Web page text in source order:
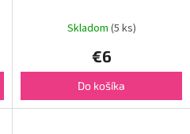
Skladom (5 ks)
€6
Do košíka